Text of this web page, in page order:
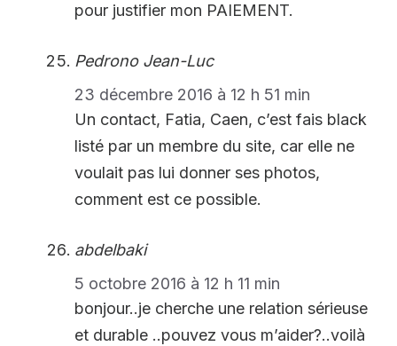
pour justifier mon PAIEMENT.
Pedrono Jean-Luc
23 décembre 2016 à 12 h 51 min
Un contact, Fatia, Caen, c’est fais black
listé par un membre du site, car elle ne
voulait pas lui donner ses photos,
comment est ce possible.
abdelbaki
5 octobre 2016 à 12 h 11 min
bonjour..je cherche une relation sérieuse
et durable ..pouvez vous m’aider?..voilà